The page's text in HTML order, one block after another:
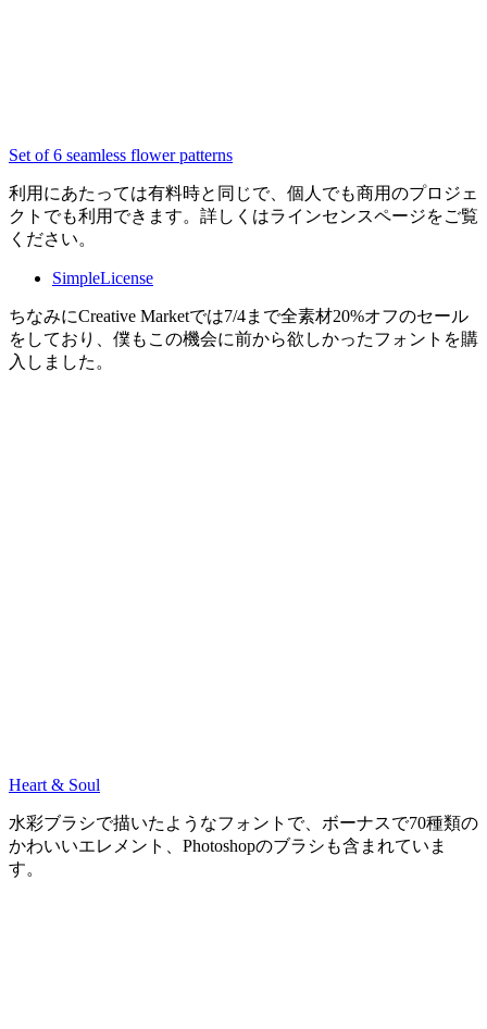
Set of 6 seamless flower patterns
利用にあたっては有料時と同じで、個人でも商用のプロジェ
クトでも利用できます。詳しくはラインセンスページをご覧
ください。
SimpleLicense
ちなみにCreative Marketでは7/4まで全素材20%オフのセール
をしており、僕もこの機会に前から欲しかったフォントを購
入しました。
Heart & Soul
水彩ブラシで描いたようなフォントで、ボーナスで70種類の
かわいいエレメント、Photoshopのブラシも含まれていま
す。